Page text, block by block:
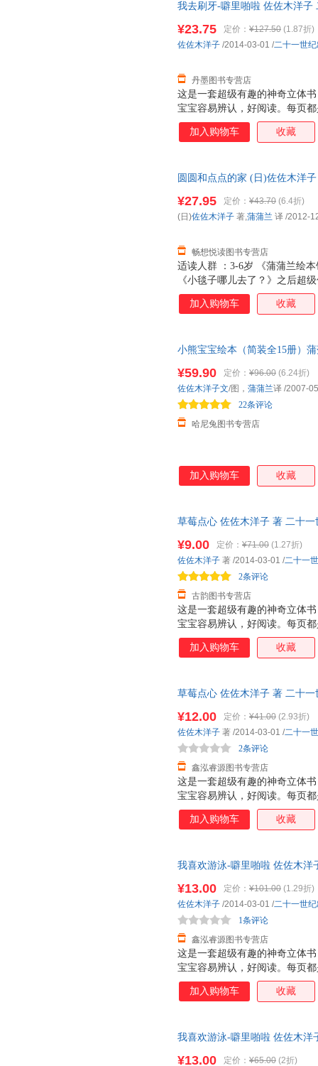
小插页，图案可以根据翻和不
次重复着生活场景，加强宝宝
能力 2. 建立宝宝良好的行为习
我去刷牙-噼里啪啦 佐佐木洋子
这是一套超级有趣的神奇立体
宝宝容易辨认，好阅读。每页
张诱人，而且采用了一些局部
面，让人看到图画内部的东西
小插页，图案可以根据翻和不
次重复着生活场景，加强宝宝
能力 2. 建立宝宝良好的行为习
¥23.75 定价： ¥127.50 (1.87折)
丹墨图书专营店
佐佐木洋子 /2014-03-01 /二十一世
加入购物车 收藏
圆圆和点点的家 (日)佐佐木洋
适读人群 ：3-6岁 《蒲蒲兰绘
《小毯子哪儿去了？》之后超
¥27.95 定价： ¥43.70 (6.4折)
畅想悦读图书专营店
(日)佐佐木洋子 著,蒲蒲兰 译 /2012-
加入购物车 收藏
小熊宝宝绘本（简装全15册）
¥59.90 定价： ¥96.00 (6.24折)
哈尼兔图书专营店
22条评论
佐佐木洋子文/图， 蒲蒲兰译 /2007-
加入购物车 收藏
草莓点心 佐佐木洋子 著 二十
这是一套超级有趣的神奇立体
宝宝容易辨认，好阅读。每页
张诱人，而且采用了一些局部
面，让人看到图画内部的东西
小插页，图案可以根据翻和不
次重复着生活场景，加强宝宝
能力 2. 建立宝宝良好的行为习
¥9.00 定价： ¥71.00 (1.27折)
古韵图书专营店
2条评论
佐佐木洋子 著 /2014-03-01 /二十一
加入购物车 收藏
草莓点心 佐佐木洋子 著 二十
这是一套超级有趣的神奇立体
宝宝容易辨认，好阅读。每页
张诱人，而且采用了一些局部
面，让人看到图画内部的东西
小插页，图案可以根据翻和不
次重复着生活场景，加强宝宝
能力 2. 建立宝宝良好的行为习
¥12.00 定价： ¥41.00 (2.93折)
鑫泓睿源图书专营店
2条评论
佐佐木洋子 著 /2014-03-01 /二十一
加入购物车 收藏
我喜欢游泳-噼里啪啦 佐佐木洋
这是一套超级有趣的神奇立体
宝宝容易辨认，好阅读。每页
张诱人，而且采用了一些局部
面，让人看到图画内部的东西
小插页，图案可以根据翻和不
¥13.00 定价： ¥101.00 (1.29折)
鑫泓睿源图书专营店
1条评论
佐佐木洋子 /2014-03-01 /二十一世
加入购物车 收藏
我喜欢游泳-噼里啪啦 佐佐木洋
¥13.00 定价： ¥65.00 (2折)